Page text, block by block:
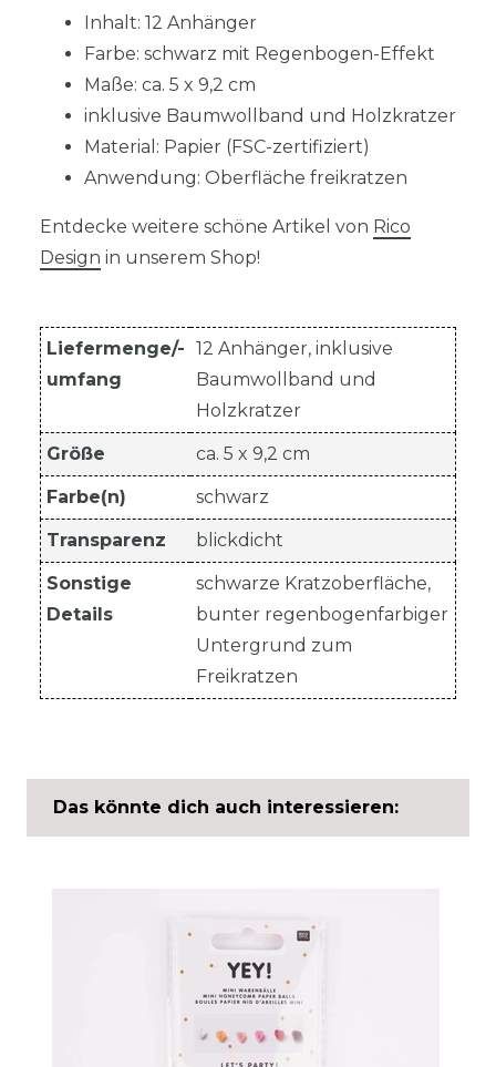
Inhalt: 12 Anhänger
Farbe: schwarz mit Regenbogen-Effekt
Maße: ca. 5 x 9,2 cm
inklusive Baumwollband und Holzkratzer
Material: Papier (FSC-zertifiziert)
Anwendung: Oberfläche freikratzen
Entdecke weitere schöne Artikel von Rico
Design in unserem Shop!
Liefermenge/-
umfang
12 Anhänger, inklusive
Baumwollband und
Holzkratzer
Größe ca. 5 x 9,2 cm
Farbe(n) schwarz
Transparenz blickdicht
Sonstige
Details
schwarze Kratzoberfläche,
bunter regenbogenfarbiger
Untergrund zum
Freikratzen
Das könnte dich auch interessieren: